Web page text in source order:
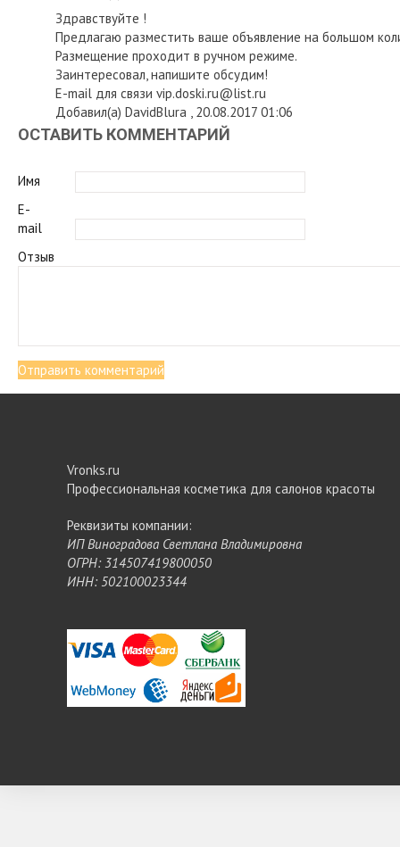
Здравствуйте !
Предлагаю разместить ваше объявление на большом
Размещение проходит в ручном режиме.
Заинтересовал, напишите обсудим!
E-mail для связи vip.doski.ru@list.ru
Добавил(а) DavidBlura , 20.08.2017 01:06
ОСТАВИТЬ КОММЕНТАРИЙ
Имя
E-
mail
Отзыв
Отправить комментарий
Vronks.ru
Профессиональная косметика для салонов красоты
Реквизиты компании:
ИП Виноградова Светлана Владимировна
ОГРН: 314507419800050
ИНН: 502100023344